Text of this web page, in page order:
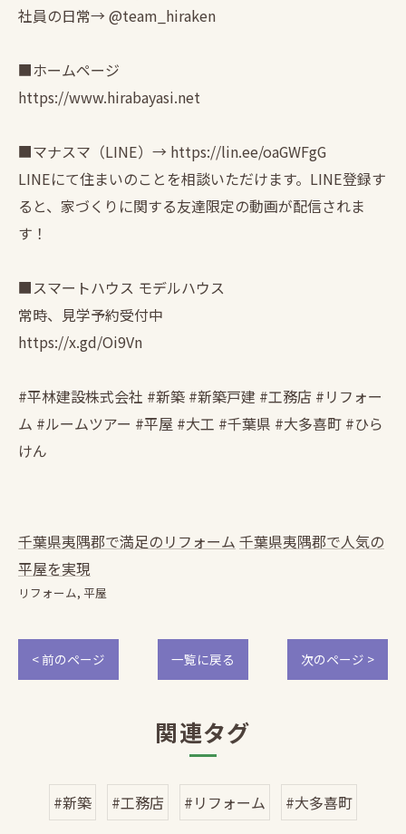
社員の日常→ @team_hiraken
■ホームページ
https://www.hirabayasi.net
■マナスマ（LINE）→ https://lin.ee/oaGWFgG
LINEにて住まいのことを相談いただけます。LINE登録す
ると、家づくりに関する友達限定の動画が配信されま
す！
■スマートハウス モデルハウス
常時、見学予約受付中
https://x.gd/Oi9Vn
#平林建設株式会社 #新築 #新築戸建 #工務店 #リフォー
ム #ルームツアー #平屋 #大工 #千葉県 #大多喜町 #ひら
けん
千葉県夷隅郡で満足のリフォーム 千葉県夷隅郡で人気の
平屋を実現
リフォーム 平屋
< 前のページ 一覧に戻る 次のページ >
関連タグ
#新築 #工務店 #リフォーム #大多喜町